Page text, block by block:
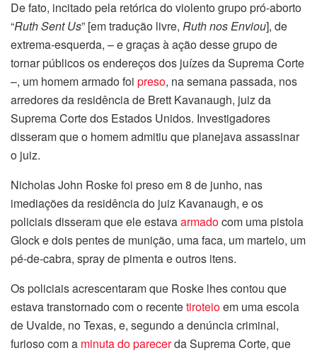
De fato, incitado pela retórica do violento grupo pró-aborto
“Ruth Sent Us” [em tradução livre, Ruth nos Enviou], de
extrema-esquerda, – e graças à ação desse grupo de
tornar públicos os endereços dos juízes da Suprema Corte
–, um homem armado foi preso, na semana passada, nos
arredores da residência de Brett Kavanaugh, juiz da
Suprema Corte dos Estados Unidos. Investigadores
disseram que o homem admitiu que planejava assassinar
o juiz.
Nicholas John Roske foi preso em 8 de junho, nas
imediações da residência do juiz Kavanaugh, e os
policiais disseram que ele estavaarmadocom uma pistola
Glock e dois pentes de munição, uma faca, um martelo, um
pé-de-cabra, spray de pimenta e outros itens.
Os policiais acrescentaram que Roske lhes contou que
estava transtornado com o recentetiroteioem uma escola
de Uvalde, no Texas, e, segundo a denúncia criminal,
furioso com a minuta do parecerda Suprema Corte, que